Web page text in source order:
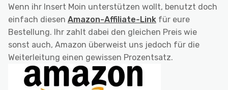
Wenn ihr Insert Moin unterstützen wollt, benutzt doch
einfach diesen Amazon-Affiliate-Link für eure
Bestellung. Ihr zahlt dabei den gleichen Preis wie
sonst auch, Amazon überweist uns jedoch für die
Weiterleitung einen gewissen Prozentsatz.